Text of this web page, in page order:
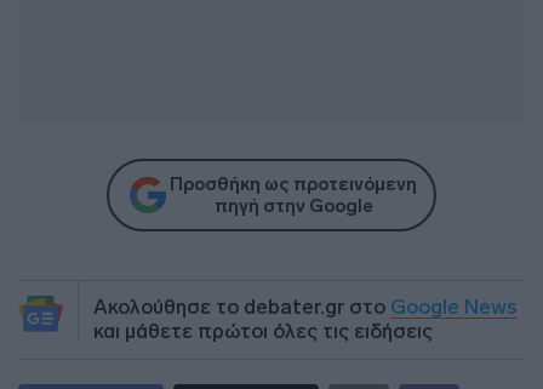
Προσθήκη ως προτεινόμενη
πηγή στην Google
Ακολούθησε το debater.gr στο Google News
και μάθετε πρώτοι όλες τις ειδήσεις